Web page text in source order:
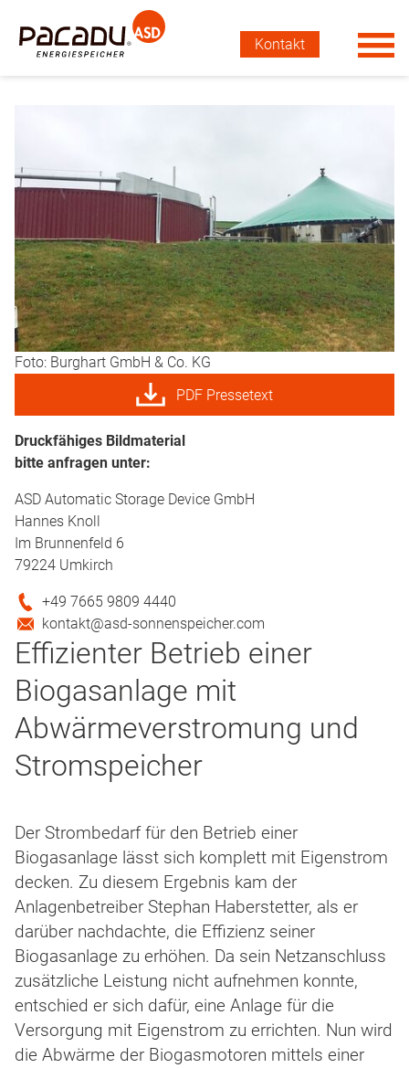
Kontakt
Foto: Burghart GmbH & Co. KG
PDF Pressetext
Druckfähiges Bildmaterial
bitte anfragen unter:
ASD Automatic Storage Device GmbH
Hannes Knoll
Im Brunnenfeld 6
79224 Umkirch
+49 7665 9809 4440
kontakt@asd-sonnenspeicher.com
Effizienter Betrieb einer
Biogasanlage mit
Abwärmeverstromung und
Stromspeicher
Der Strombedarf für den Betrieb einer
Biogasanlage lässt sich komplett mit Eigenstrom
decken. Zu diesem Ergebnis kam der
Anlagenbetreiber Stephan Haberstetter, als er
darüber nachdachte, die Effizienz seiner
Biogasanlage zu erhöhen. Da sein Netzanschluss
zusätzliche Leistung nicht aufnehmen konnte,
entschied er sich dafür, eine Anlage für die
Versorgung mit Eigenstrom zu errichten. Nun wird
die Abwärme der Biogasmotoren mittels einer